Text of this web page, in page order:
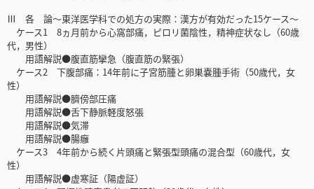
Ⅲ 各 論～東洋医学科での処方の実際：漢方が有効だった15ケース～
ケース1 8ヵ月前から心窩部痛，ピロリ菌陰性，精神症状なし（60歳
代，男性）
用語解説●腹直筋攣急（腹直筋の緊張）
ケース2 下腹部痛：14年前に子宮筋腫と卵巣嚢腫手術（50歳代，女
性）
用語解説●臍傍部圧痛
用語解説●舌下静脈軽度怒張
用語解説●気滞
用語解説●腸癰
ケース3 4年前から続く片頭痛と緊張型頭痛の混合型（60歳代，女
性）
用語解説●虚寒証（陽虚証）